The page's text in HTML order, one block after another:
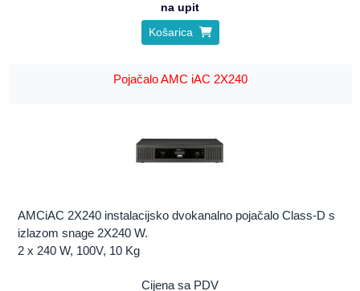
na upit
Košarica
Pojačalo AMC iAC 2X240
AMCiAC 2X240 instalacijsko dvokanalno pojačalo Class-D s
izlazom snage 2X240 W.
2 x 240 W, 100V, 10 Kg
Cijena sa PDV